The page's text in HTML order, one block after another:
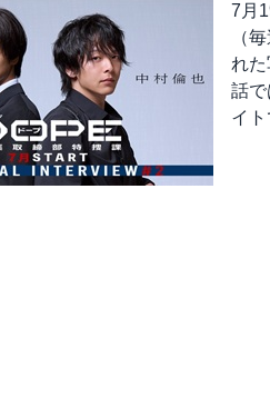
7月
（
れ
話
イト